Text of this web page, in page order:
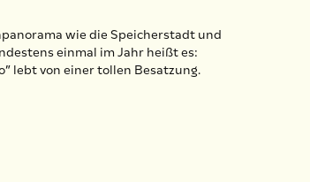
wie die Speicherstadt und
einmal im Jahr heißt es:
lebt von einer tollen Besatzung.